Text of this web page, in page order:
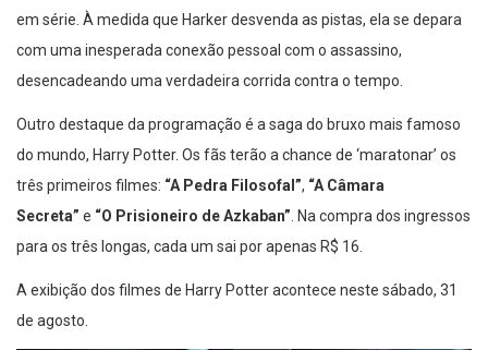
em série. À medida que Harker desvenda as pistas, ela se depara
com uma inesperada conexão pessoal com o assassino,
desencadeando uma verdadeira corrida contra o tempo.
Outro destaque da programação é a saga do bruxo mais famoso
do mundo, Harry Potter. Os fãs terão a chance de ‘maratonar’ os
três primeiros filmes: “A Pedra Filosofal”, “A Câmara
Secreta” e “O Prisioneiro de Azkaban” . Na compra dos ingressos
para os três longas, cada um sai por apenas R$ 16.
A exibição dos filmes de Harry Potter acontece neste sábado, 31
de agosto.